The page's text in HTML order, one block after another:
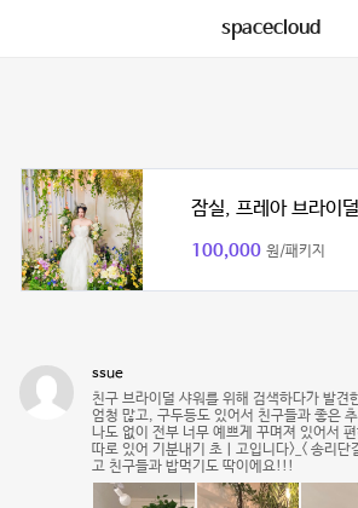
spacecloud
잠실, 프레아 브라이
100,000 원/패키지
ssue
친구 브라이덜 샤워를 위해 검색하다가 발
엄청 많고, 구두등도 있어서 친구들과 좋은
나도 없이 전부 너무 예쁘게 꾸며져 있어서
따로 있어 기분내기 초ㅣ고입니다>_< 송리
고 친구들과 밥먹기도 딱이에요!!!